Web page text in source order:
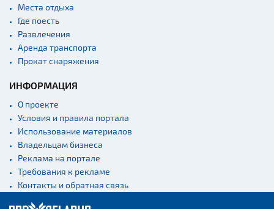
Места отдыха
Где поесть
Развлечения
Аренда транспорта
Прокат снаряжения
ИНФОРМАЦИЯ
О проекте
Условия и правила портала
Использование материалов
Владельцам бизнеса
Реклама на портале
Требования к рекламе
Контакты и обратная связь